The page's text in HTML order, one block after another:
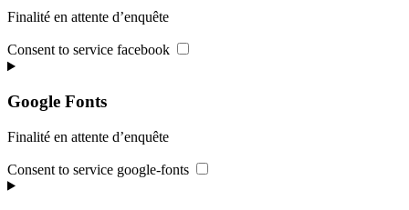
Finalité en attente d’enquête
Consent to service facebook
Google Fonts
Finalité en attente d’enquête
Consent to service google-fonts